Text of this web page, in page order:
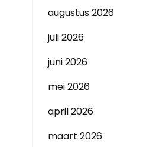
augustus 2026
juli 2026
juni 2026
mei 2026
april 2026
maart 2026